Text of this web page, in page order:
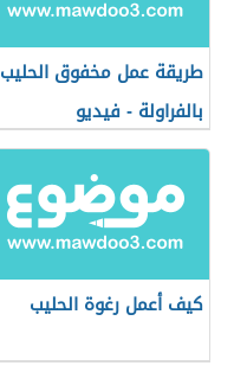
طريقة عمل مخفوق الحليب
بالفراولة - فيديو
كيف أعمل رغوة الحليب